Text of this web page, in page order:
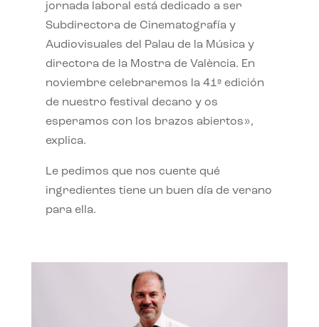
jornada laboral está dedicado a ser
Subdirectora de Cinematografía y
Audiovisuales del Palau de la Música y
directora de la Mostra de València. En
noviembre celebraremos la 41ª edición
de nuestro festival decano y os
esperamos con los brazos abiertos»,
explica.
Le pedimos que nos cuente qué
ingredientes tiene un buen día de verano
para ella.